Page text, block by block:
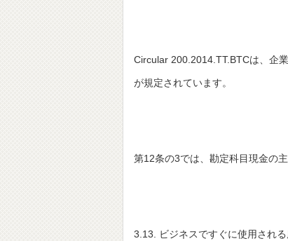
Circular 200.2014.TT.BTCは、企
が規定されています。
第12条の3では、勘定科目現金の
3.13. ビジネスですぐに使用され